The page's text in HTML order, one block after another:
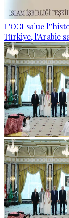
L'OCI salue
Türkiye, l'Arabie